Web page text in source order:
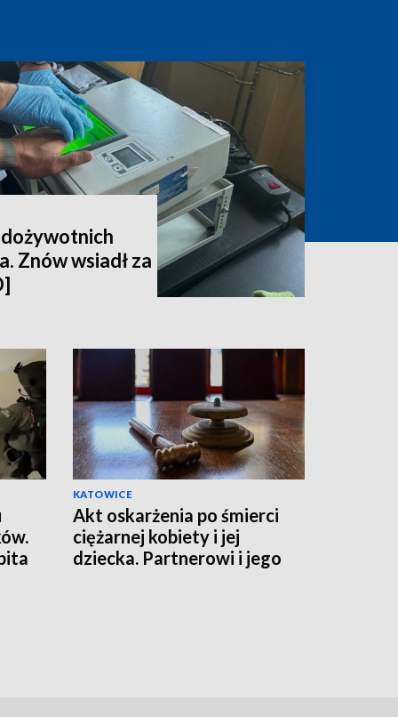
Znów wsiadł za
KATOWICE
Akt oskarżenia po śmierci
ciężarnej kobiety i jej
dziecka. Partnerowi i jego